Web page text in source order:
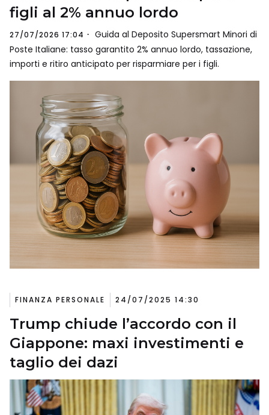
figli al 2% annuo lordo
27/07/2026 17:04
Guida al Deposito Supersmart Minori di
Poste Italiane: tasso garantito 2% annuo lordo, tassazione,
importi e ritiro anticipato per risparmiare per i figli.
FINANZA PERSONALE 24/07/2025 14:30
Trump chiude l’accordo con il
Giappone: maxi investimenti e
taglio dei dazi